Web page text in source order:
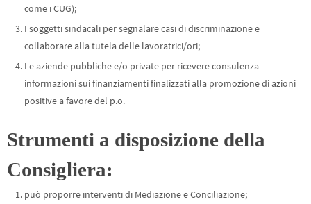
come i CUG);
I soggetti sindacali per segnalare casi di discriminazione e
collaborare alla tutela delle lavoratrici/ori;
Le aziende pubbliche e/o private per ricevere consulenza
informazioni sui finanziamenti finalizzati alla promozione di azioni
positive a favore del p.o.
Strumenti a disposizione della
Consigliera:
può proporre interventi di Mediazione e Conciliazione;